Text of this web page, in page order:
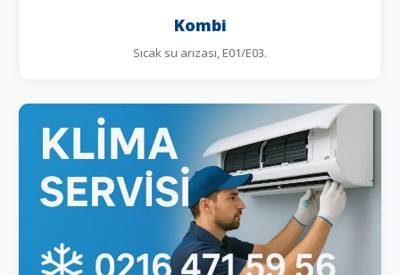
Kombi
Sıcak su arızası, E01/E03.